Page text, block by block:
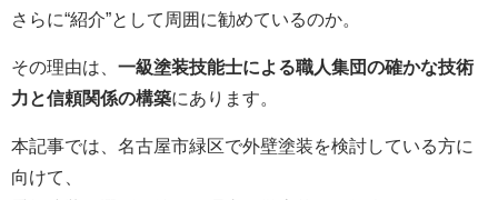
さらに“紹介”として周囲に勧めているのか。
その理由は、 一級塗装技能士による職人集団の確かな技術
力と信頼関係の構築にあります。
本記事では、名古屋市緑区で外壁塗装を検討している方に
向けて、